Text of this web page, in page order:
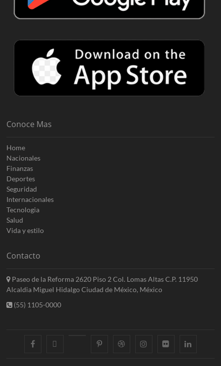
Conoce Mas
Home
Nacionales
Finanzas
Deportes
Seguridad
Internacionales
Tecnologia
Salud
Vida y estilo
Contacto
Paseo de la Reforma 2620 Piso 2 Col. Lomas Altas C.P. 11950
Alcaldia Miguel Hidalgo Ciudad de México, México
(55) 1105-0000
facebook googlepluspinterestdribbble instagramflickr linkedin